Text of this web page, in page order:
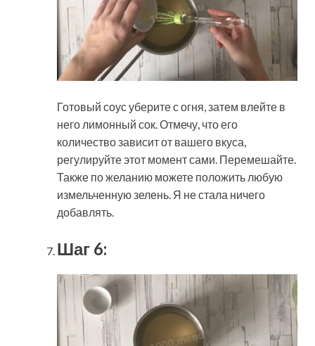
Готовый соус уберите с огня, затем влейте в
него лимонный сок. Отмечу, что его
количество зависит от вашего вкуса,
регулируйте этот момент сами. Перемешайте.
Также по желанию можете положить любую
измельченную зелень. Я не стала ничего
добавлять.
Шаг 6: